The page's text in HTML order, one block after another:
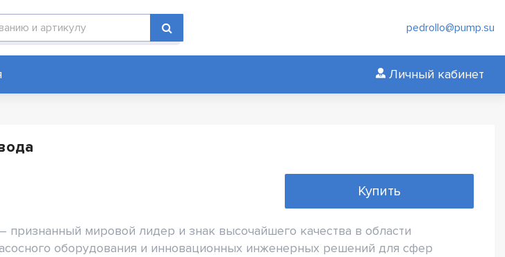
pedrollo@pump.su
Личный кабинет
Купить
признанный мировой лидер и знак высочайшего качества в области
оборудования и инновационных инженерных решений для сфер